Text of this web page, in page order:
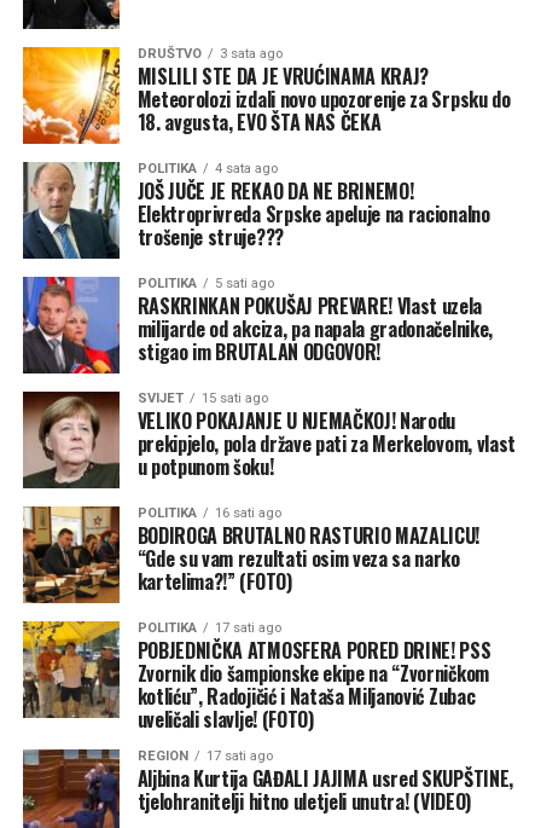
DRUŠTVO 3 sata ago
MISLILI STE DA JE VRUĆINAMA KRAJ?
Meteorolozi izdali novo upozorenje za Srpsku do
18. avgusta, EVO ŠTA NAS ČEKA
POLITIKA 4 sata ago
JOŠ JUČE JE REKAO DA NE BRINEMO!
Elektroprivreda Srpske apeluje na racionalno
trošenje struje???
POLITIKA 5 sati ago
RASKRINKAN POKUŠAJ PREVARE! Vlast uzela
milijarde od akciza, pa napala gradonačelnike,
stigao im BRUTALAN ODGOVOR!
SVIJET 15 sati ago
VELIKO POKAJANJE U NJEMAČKOJ! Narodu
prekipjelo, pola države pati za Merkelovom, vlast
u potpunom šoku!
POLITIKA 16 sati ago
BODIROGA BRUTALNO RASTURIO MAZALICU!
“Gde su vam rezultati osim veza sa narko
kartelima?!” (FOTO)
POLITIKA 17 sati ago
POBJEDNIČKA ATMOSFERA PORED DRINE! PSS
Zvornik dio šampionske ekipe na “Zvorničkom
kotliću”, Radojičić i Nataša Miljanović Zubac
uveličali slavlje! (FOTO)
REGION 17 sati ago
Aljbina Kurtija GAĐALI JAJIMA usred SKUPŠTINE,
tjelohranitelji hitno uletjeli unutra! (VIDEO)